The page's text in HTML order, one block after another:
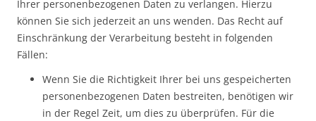
Ihrer personenbezogenen Daten zu verlangen. Hierzu
können Sie sich jederzeit an uns wenden. Das Recht auf
Einschränkung der Verarbeitung besteht in folgenden
Fällen:
Wenn Sie die Richtigkeit Ihrer bei uns gespeicherten
personenbezogenen Daten bestreiten, benötigen wir
in der Regel Zeit, um dies zu überprüfen. Für die